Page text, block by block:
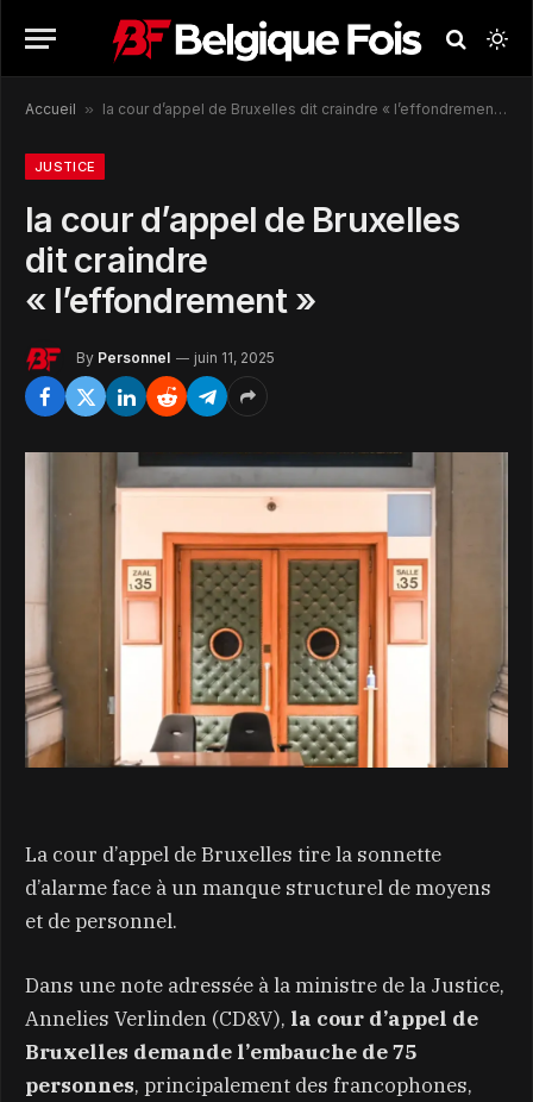
Accueil » la cour d’appel de Bruxelles dit craindre « l’effondrement »
JUSTICE
la cour d’appel de Bruxelles
dit craindre
« l’effondrement »
By Personnel juin 11, 2025
La cour d’appel de Bruxelles tire la sonnette
d’alarme face à un manque structurel de moyens
et de personnel.
Dans une note adressée à la ministre de la Justice,
Annelies Verlinden (CD&V), la cour d’appel de
Bruxelles demande l’embauche de 75
personnes, principalement des francophones,